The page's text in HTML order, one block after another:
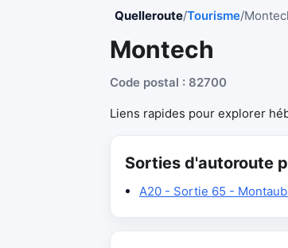
Quelleroute/Tourisme/
Montech
Code postal : 82700
Liens rapides pour explorer
Sorties d'autoroute
A20 - Sortie 65 -